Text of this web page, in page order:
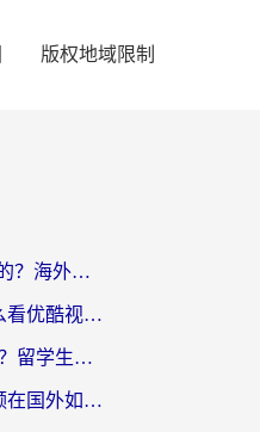
版权地域限制
在香港怎么看cba直播的？海外党体育观赛终极指南：告别版权限制，畅享中文解说
海外党别愁！国外怎么看优酷视频？一招解决追剧、看直播难题
海外可以看b站吗手机？留学生亲测有效的回国加速指南
海外党必看：腾讯视频在国外如何解除地域限制？附优酷咪咕使用指南